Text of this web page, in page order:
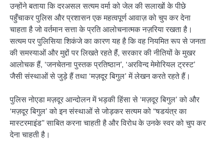
उन्होंने बताया कि दरअसल सत्यम वर्मा को जेल की सलाखों के पीछे
पहुँचाकर पुलिस और प्रशासन एक महत्वपूर्ण आवाज़ को चुप कर देना
चाहता है जो वर्तमान सत्ता के प्रति आलोचनात्मक नज़रिया रखता है।
सत्यम पर पुलिसिया शिकंजे का कारण यह है कि वह नियमित रूप से जनता
की समस्याओं और मुद्दों पर लिखते रहते हैं, सरकार की नीतियों के मुखर
आलोचक हैं, ‘जनचेतना पुस्तक प्रतिष्ठान’, ‘अरविन्द मेमोरियल ट्रस्ट’
जैसी संस्थाओं से जुड़े हैं तथा ‘मज़दूर बिगुल’ में लेखन करते रहते हैं।
पुलिस नोएडा मज़दूर आन्दोलन में भड़की हिंसा से ‘मज़दूर बिगुल’ को और
‘मज़दूर बिगुल’ को इन संस्थाओं से जोड़कर सत्यम को “षडयंत्र का
मास्टरमाइंड” साबित करना चाहती है और विरोध के उनके स्वर को चुप कर
देना चाहती है।